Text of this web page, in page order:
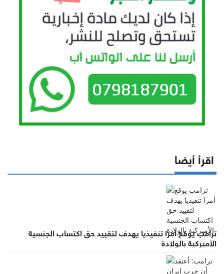
اقرأ أيضا
ترامب يوقع أمرا تنفيذيا يهدف لتقييد حق اكتساب الجنسية
الأميركية بالولادة